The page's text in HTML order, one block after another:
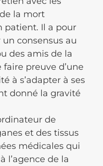
la mort
patient. Il a pour
consensus au
des amis de la
faire preuve d’une
à s’adapter à ses
donné la gravité
de
et des tissus
médicales qui
l’agence de la